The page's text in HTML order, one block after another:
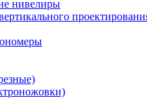
нивелиры